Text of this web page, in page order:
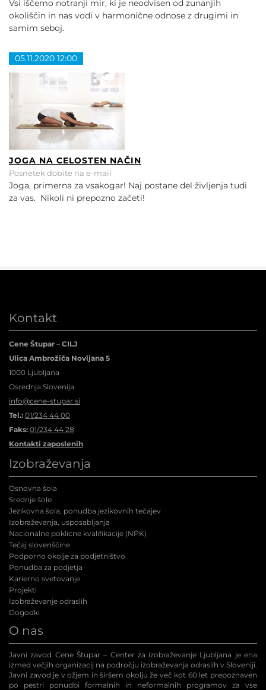
Vsi iščemo notranji mir, ki je neodvisen od zunanjih
okoliščin in nas vodi v harmonične odnose z drugimi in
samim seboj.
05.11.2020 12:00
JOGA NA CELOSTEN NAČIN
Posnetek dobite na e-mail
Joga, primerna za vsakogar! Naj postane del življenja tudi
za vas. Nikoli ni prepozno začeti!
Kontakt
Cene Štupar – CILJ
Ulica Ambrožiča Novljana 5
1000 Ljubljana
Osrednja Slovenija
info@cene-stupar.si
Tel.: 01/234 44 00
Faks: 01/234 44 28
Kontakti zaposlenih
Izobraževanja
Osnovna šola
Srednje šole
Jezikovna šola, ponudba jezikovnih tečajev
Izobraževanja, usposabljanja
Nacionalne poklicne kvalifikacije (NPK)
Tečaj slovenščine
Podporno okolje za podjetništvo
Ponudba za podjetja
Karierno svetovanje
Projekti
Izobraževanje odraslih
Dogodki
O nas
Javni zavod Cene Štupar – Center za izobraževanje Ljubljana je ena
izmed večjih organizacij na področju izobraževanja odraslih v Sloveniji.
Javni zavod je v ožjem in širšem okolju že več kot 60 let prepoznaven
po pestri ponudbi formalnih in neformalnih programov za vse